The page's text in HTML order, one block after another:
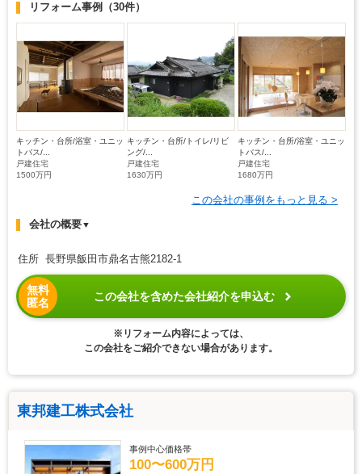
リフォーム事例 （30件）
キッチン・台所/浴室・ユニッ
トバス/...
戸建住宅
1500万円
キッチン・台所/トイレ/リビ
ング/...
戸建住宅
1630万円
キッチン・台所/浴室・ユニッ
トバス/...
戸建住宅
1680万円
この会社の事例をもっと見る >
会社の概要▼
住所 長野県飯田市鼎名古熊2182-1
無料
匿名
この会社を含めた会社紹介を申込む
※リフォーム内容によっては、
この会社をご紹介できない場合があります。
東邦建工株式会社
事例中心価格帯
100〜600万円